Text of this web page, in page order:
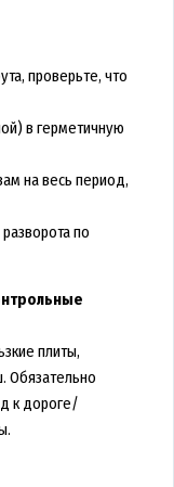
проверьте, что
в герметичную
на весь период,
по
плиты,
Обязательно
к дороге/